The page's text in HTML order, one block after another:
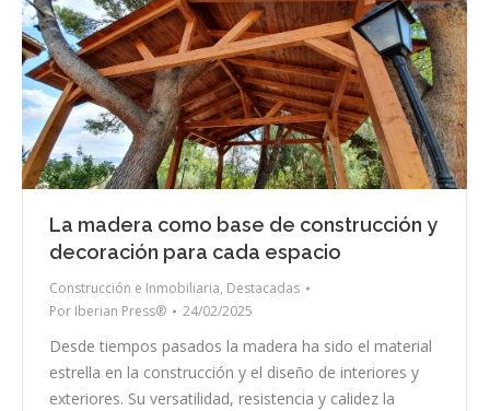
La madera como base de construcción y
decoración para cada espacio
Construcción e Inmobiliaria, Destacadas
Por Iberian Press® 24/02/2025
Desde tiempos pasados la madera ha sido el material
estrella en la construcción y el diseño de interiores y
exteriores. Su versatilidad, resistencia y calidez la